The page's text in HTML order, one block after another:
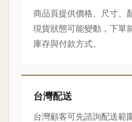
商品頁提供價格、尺寸、
現貨狀態可能變動，下單
庫存與付款方式。
台灣配送
台灣顧客可先諮詢配送範